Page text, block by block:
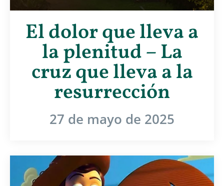
El dolor que lleva a
la plenitud – La
cruz que lleva a la
resurrección
27 de mayo de 2025